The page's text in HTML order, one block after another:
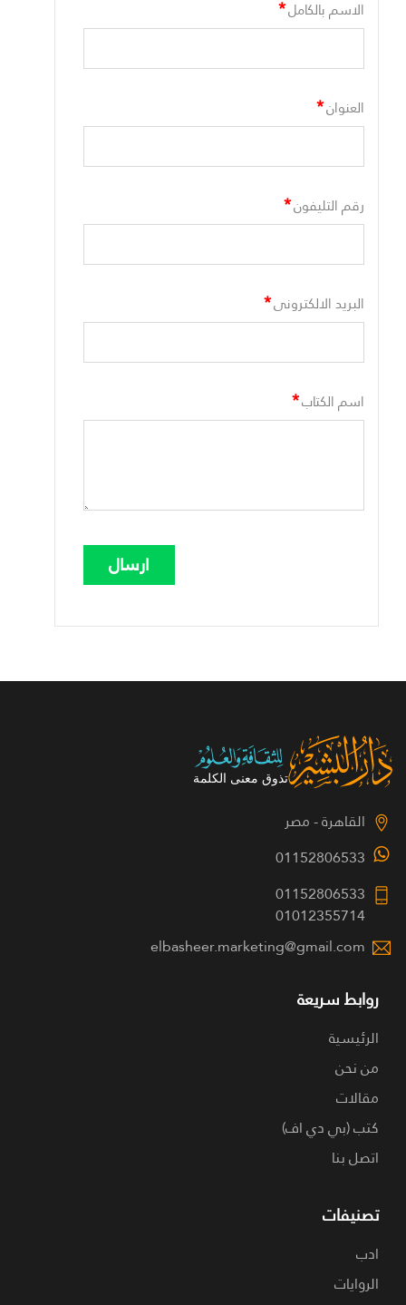
الاسم بالكامل*
العنوان*
رقم التليفون*
البريد الالكترونى*
اسم الكتاب*
القاهرة - مصر
01152806533
01152806533
01012355714
elbasheer.marketing@gmail.com
روابط سريعة
الرئيسية
من نحن
مقالات
كتب (بي دي اف)
اتصل بنا
تصنيفات
ادب
الروايات